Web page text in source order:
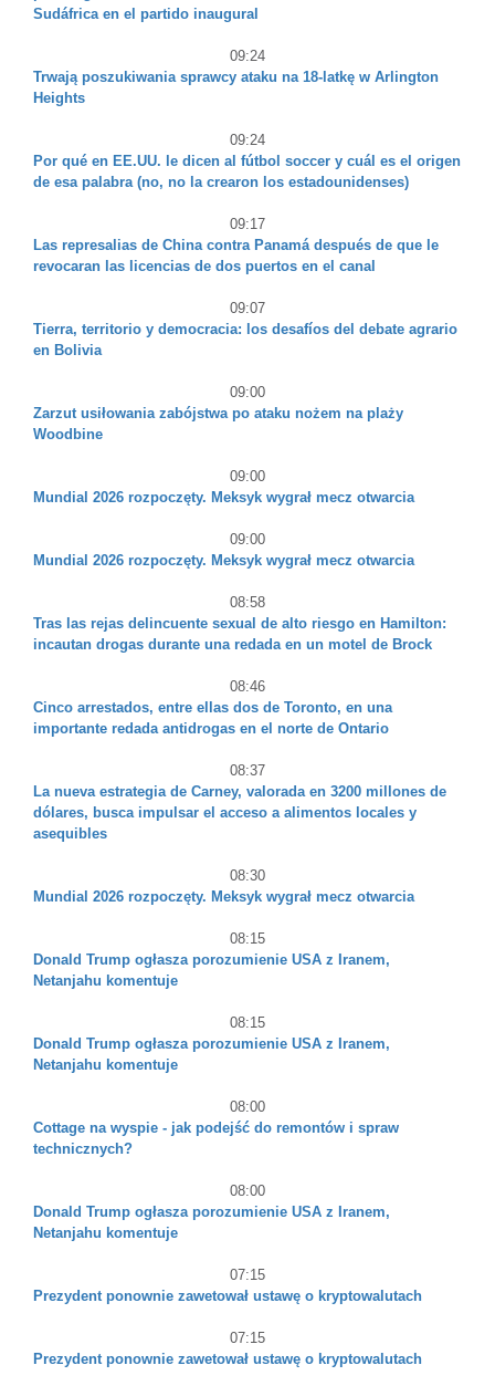
Sudáfrica en el partido inaugural
09:24
Trwają poszukiwania sprawcy ataku na 18-latkę w Arlington
Heights
09:24
Por qué en EE.UU. le dicen al fútbol soccer y cuál es el origen
de esa palabra (no, no la crearon los estadounidenses)
09:17
Las represalias de China contra Panamá después de que le
revocaran las licencias de dos puertos en el canal
09:07
Tierra, territorio y democracia: los desafíos del debate agrario
en Bolivia
09:00
Zarzut usiłowania zabójstwa po ataku nożem na plaży
Woodbine
09:00
Mundial 2026 rozpoczęty. Meksyk wygrał mecz otwarcia
09:00
Mundial 2026 rozpoczęty. Meksyk wygrał mecz otwarcia
08:58
Tras las rejas delincuente sexual de alto riesgo en Hamilton:
incautan drogas durante una redada en un motel de Brock
08:46
Cinco arrestados, entre ellas dos de Toronto, en una
importante redada antidrogas en el norte de Ontario
08:37
La nueva estrategia de Carney, valorada en 3200 millones de
dólares, busca impulsar el acceso a alimentos locales y
asequibles
08:30
Mundial 2026 rozpoczęty. Meksyk wygrał mecz otwarcia
08:15
Donald Trump ogłasza porozumienie USA z Iranem,
Netanjahu komentuje
08:15
Donald Trump ogłasza porozumienie USA z Iranem,
Netanjahu komentuje
08:00
Cottage na wyspie - jak podejść do remontów i spraw
technicznych?
08:00
Donald Trump ogłasza porozumienie USA z Iranem,
Netanjahu komentuje
07:15
Prezydent ponownie zawetował ustawę o kryptowalutach
07:15
Prezydent ponownie zawetował ustawę o kryptowalutach